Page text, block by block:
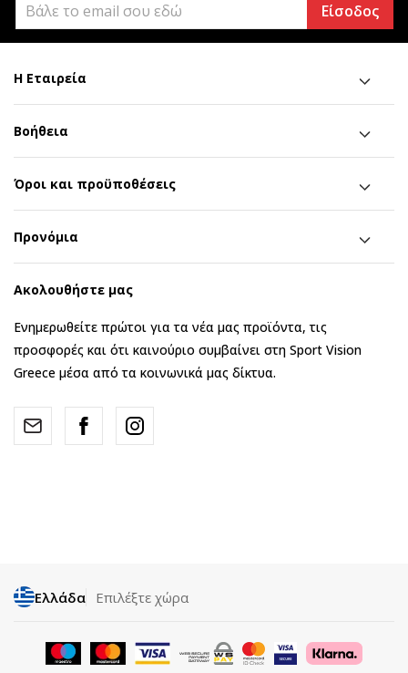
Είσοδος
Η Εταιρεία
Βοήθεια
Όροι και προϋποθέσεις
Προνόμια
Ακολουθήστε μας
Ενημερωθείτε πρώτοι για τα νέα μας προϊόντα, τις
προσφορές και ότι καινούριο συμβαίνει στη Sport Vision
Greece μέσα από τα κοινωνικά μας δίκτυα.
Ελλάδα Επιλέξτε χώρα